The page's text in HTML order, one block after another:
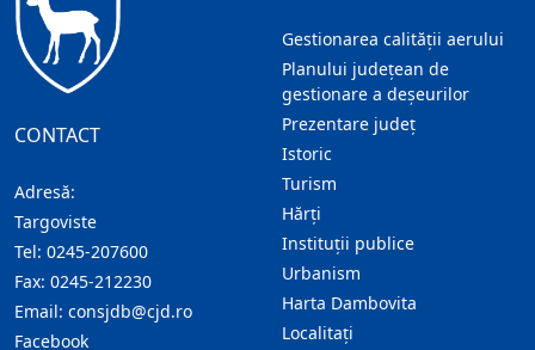
CONTACT
Adresă:
Targoviste
Tel: 0245-207600
Fax: 0245-212230
Email: consjdb@cjd.ro
Facebook
Gestionarea calității aerului
Planului județean de
gestionare a deșeurilor
Prezentare judeţ
Istoric
Turism
Hărţi
Instituţii publice
Urbanism
Harta Dambovita
Localitaţi